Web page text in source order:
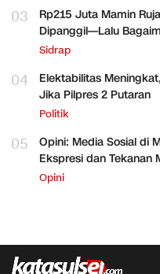
03
Rp215 Juta Mamin
Dipanggil—Lalu
Sidrap
04
Elektabilitas
Jika Pilpres 2 Putaran
Politik
05
Opini: Media Sosial di
Ekspresi dan Tekanan
Opini